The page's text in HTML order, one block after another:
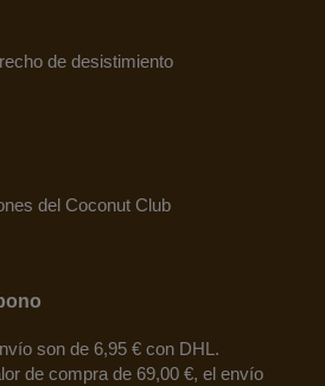
de desistimiento
del Coconut Club
son de 6,95 € con DHL.
de compra de 69,00 €, el envío